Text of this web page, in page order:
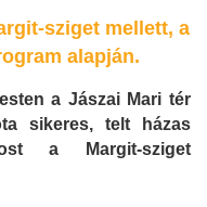
sziget mellett, a
alapján.
a Jászai Mari tér
sikeres, telt házas
a Margit-sziget